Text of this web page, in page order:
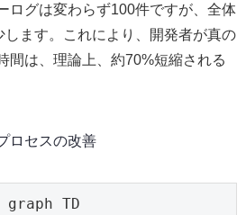
ログは変わらず100件ですが、全体
ます。これにより、開発者が真の
間は、理論上、約70%短縮される
ロセスの改善
graph TD